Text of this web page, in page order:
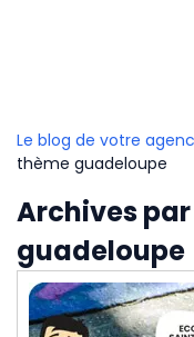
Le blog de votre
thème guadeloupe
Archives
guadeloupe